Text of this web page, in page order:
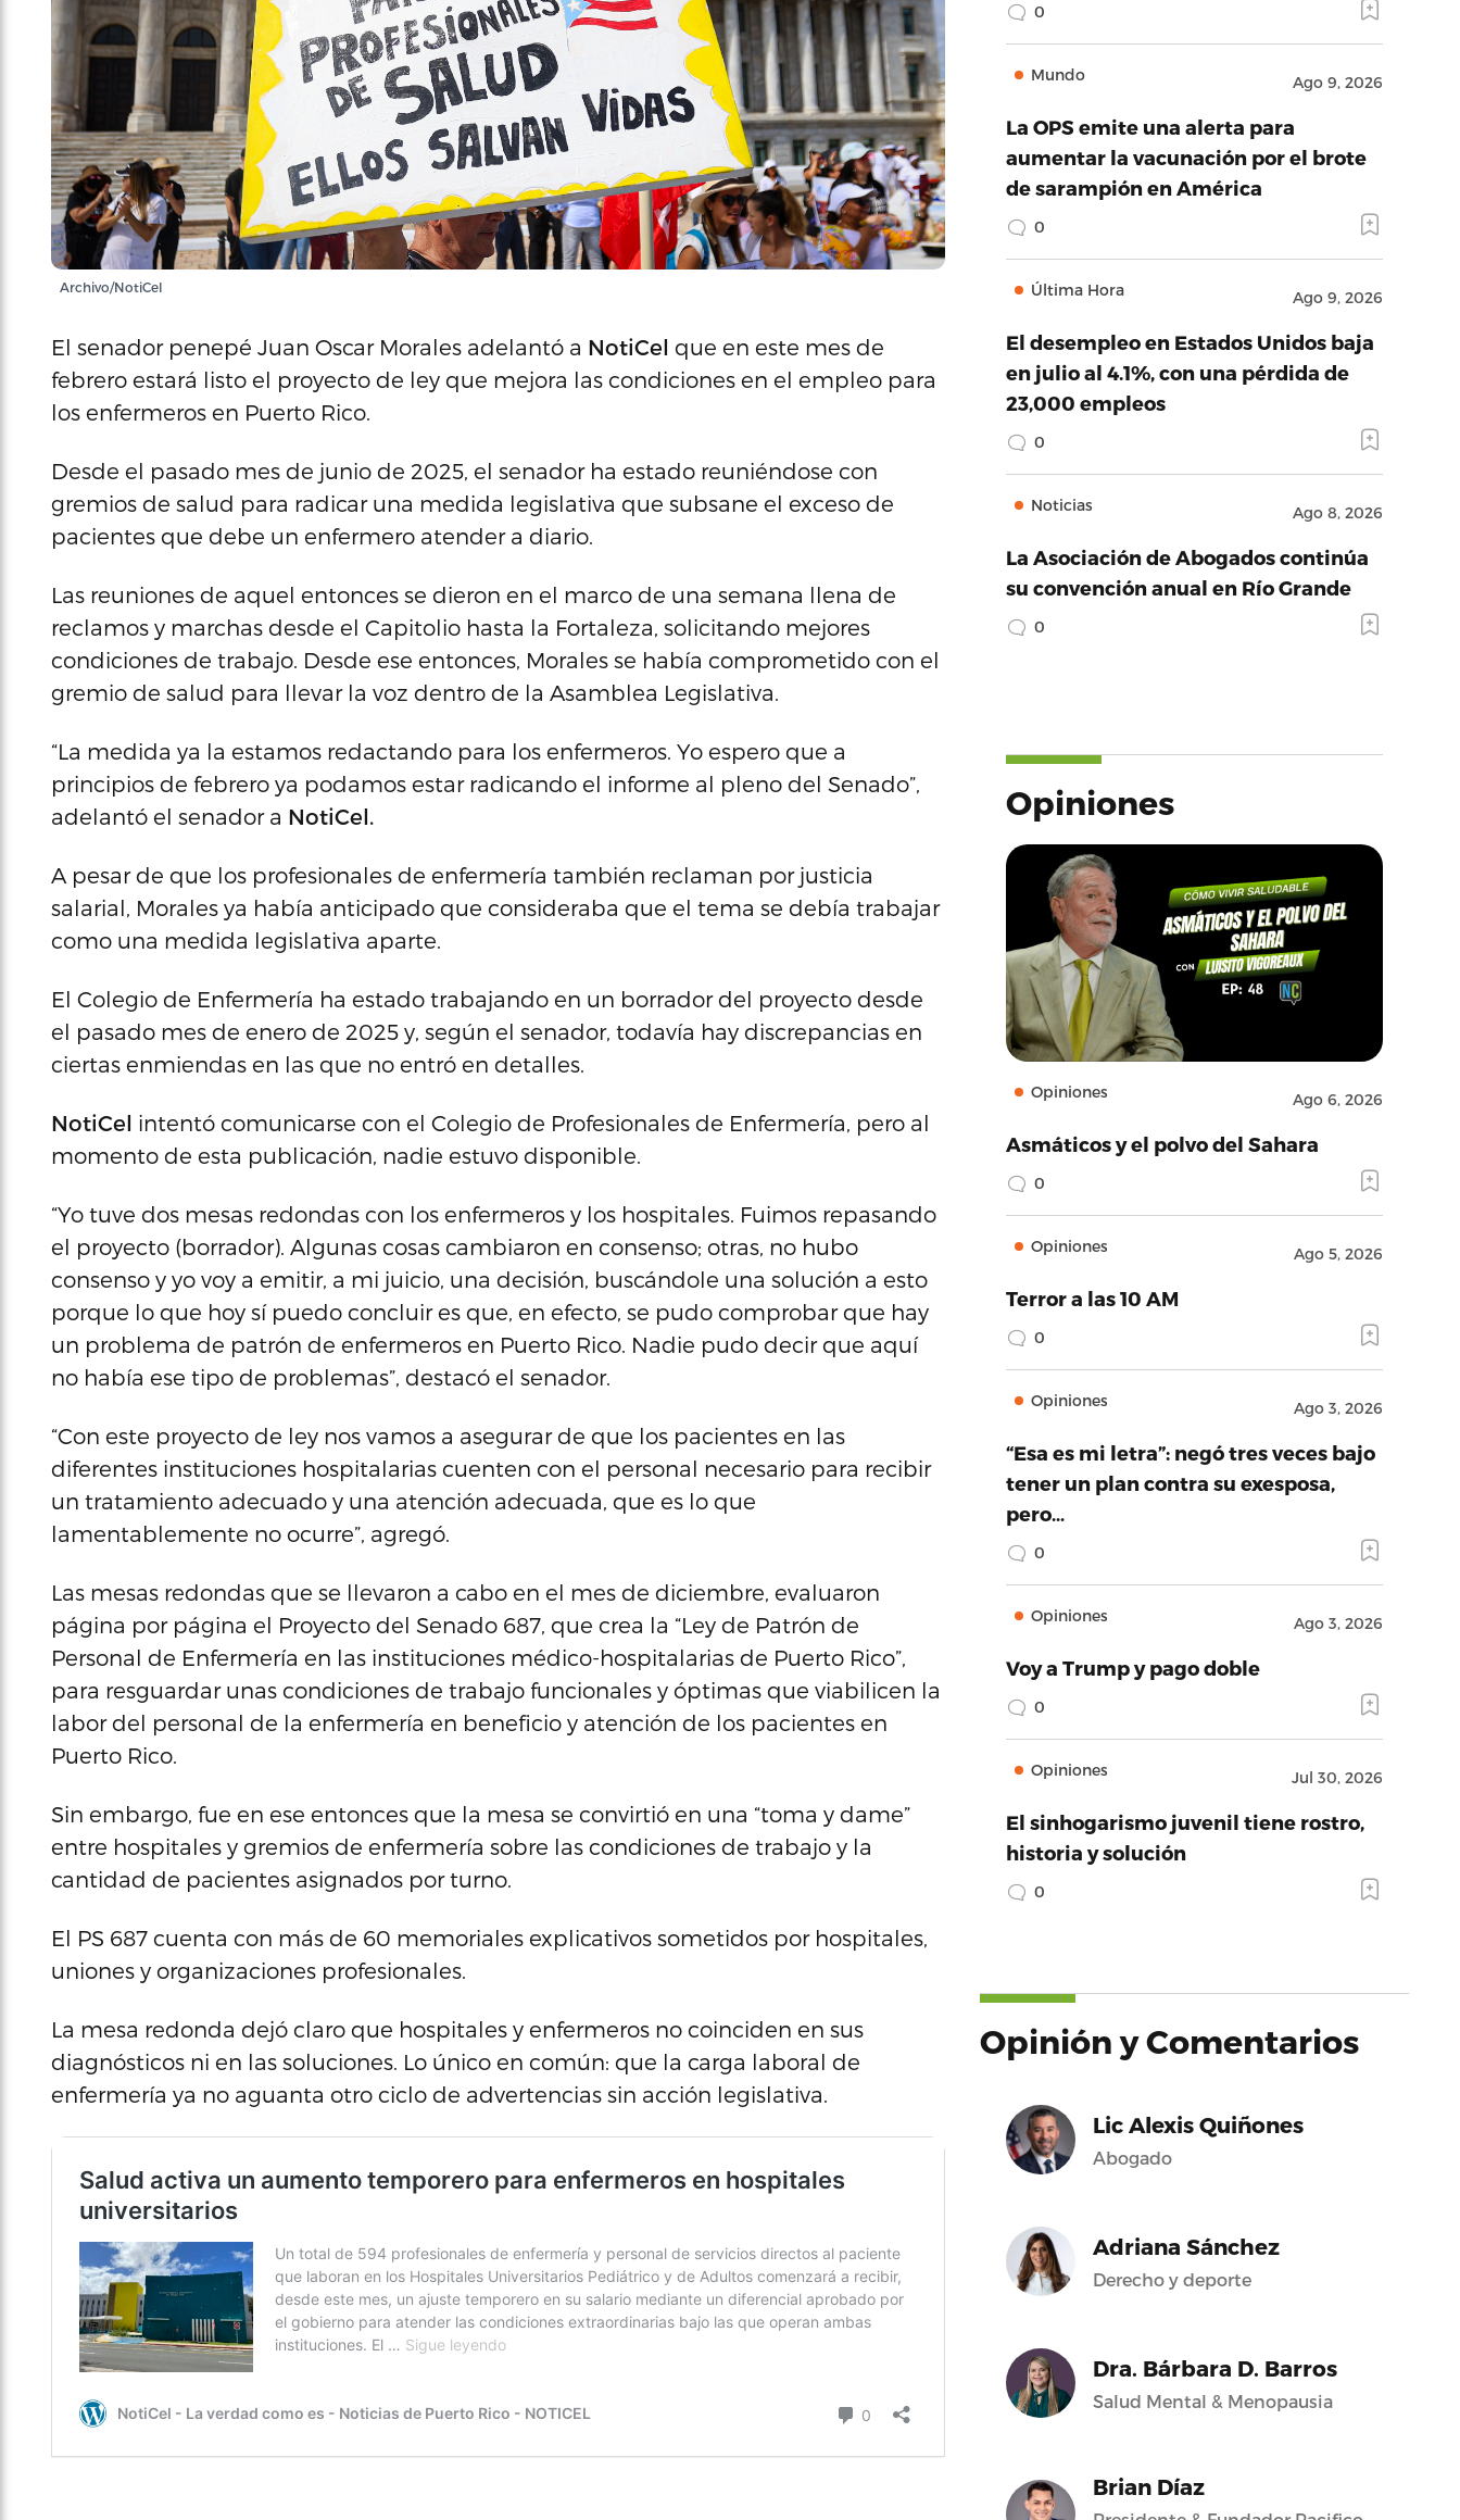
Archivo/NotiCel
El senador penepé Juan Oscar Morales adelantó a NotiCel que en este mes de
febrero estará listo el proyecto de ley que mejora las condiciones en el empleo para
los enfermeros en Puerto Rico.
Desde el pasado mes de junio de 2025, el senador ha estado reuniéndose con
gremios de salud para radicar una medida legislativa que subsane el exceso de
pacientes que debe un enfermero atender a diario.
Las reuniones de aquel entonces se dieron en el marco de una semana llena de
reclamos y marchas desde el Capitolio hasta la Fortaleza, solicitando mejores
condiciones de trabajo. Desde ese entonces, Morales se había comprometido con el
gremio de salud para llevar la voz dentro de la Asamblea Legislativa.
“La medida ya la estamos redactando para los enfermeros. Yo espero que a
principios de febrero ya podamos estar radicando el informe al pleno del Senado”,
adelantó el senador a NotiCel.
A pesar de que los profesionales de enfermería también reclaman por justicia
salarial, Morales ya había anticipado que consideraba que el tema se debía trabajar
como una medida legislativa aparte.
El Colegio de Enfermería ha estado trabajando en un borrador del proyecto desde
el pasado mes de enero de 2025 y, según el senador, todavía hay discrepancias en
ciertas enmiendas en las que no entró en detalles.
NotiCel intentó comunicarse con el Colegio de Profesionales de Enfermería, pero al
momento de esta publicación, nadie estuvo disponible.
“Yo tuve dos mesas redondas con los enfermeros y los hospitales. Fuimos repasando
el proyecto (borrador). Algunas cosas cambiaron en consenso; otras, no hubo
consenso y yo voy a emitir, a mi juicio, una decisión, buscándole una solución a esto
porque lo que hoy sí puedo concluir es que, en efecto, se pudo comprobar que hay
un problema de patrón de enfermeros en Puerto Rico. Nadie pudo decir que aquí
no había ese tipo de problemas”, destacó el senador.
“Con este proyecto de ley nos vamos a asegurar de que los pacientes en las
diferentes instituciones hospitalarias cuenten con el personal necesario para recibir
un tratamiento adecuado y una atención adecuada, que es lo que
lamentablemente no ocurre”, agregó.
Las mesas redondas que se llevaron a cabo en el mes de diciembre, evaluaron
página por página el Proyecto del Senado 687, que crea la “Ley de Patrón de
Personal de Enfermería en las instituciones médico-hospitalarias de Puerto Rico”,
para resguardar unas condiciones de trabajo funcionales y óptimas que viabilicen la
labor del personal de la enfermería en beneficio y atención de los pacientes en
Puerto Rico.
Sin embargo, fue en ese entonces que la mesa se convirtió en una “toma y dame”
entre hospitales y gremios de enfermería sobre las condiciones de trabajo y la
cantidad de pacientes asignados por turno.
El PS 687 cuenta con más de 60 memoriales explicativos sometidos por hospitales,
uniones y organizaciones profesionales.
La mesa redonda dejó claro que hospitales y enfermeros no coinciden en sus
diagnósticos ni en las soluciones. Lo único en común: que la carga laboral de
enfermería ya no aguanta otro ciclo de advertencias sin acción legislativa.
0
Mundo Ago 9, 2026
La OPS emite una alerta para
aumentar la vacunación por el brote
de sarampión en América
0
Última Hora Ago 9, 2026
El desempleo en Estados Unidos baja
en julio al 4.1%, con una pérdida de
23,000 empleos
0
Noticias Ago 8, 2026
La Asociación de Abogados continúa
su convención anual en Río Grande
0
Opiniones
Opiniones Ago 6, 2026
Asmáticos y el polvo del Sahara
0
Opiniones Ago 5, 2026
Terror a las 10 AM
0
Opiniones Ago 3, 2026
“Esa es mi letra”: negó tres veces bajo
tener un plan contra su exesposa,
pero…
0
Opiniones Ago 3, 2026
Voy a Trump y pago doble
0
Opiniones Jul 30, 2026
El sinhogarismo juvenil tiene rostro,
historia y solución
0
Opinión y Comentarios
Lic Alexis Quiñones
Abogado
Adriana Sánchez
Derecho y deporte
Dra. Bárbara D. Barros
Salud Mental & Menopausia
Brian Díaz